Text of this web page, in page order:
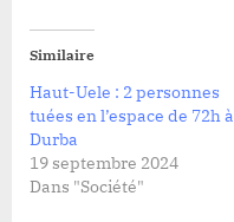
Similaire
Haut-Uele : 2 personnes
tuées en l’espace de 72h à
Durba
19 septembre 2024
Dans "Société"